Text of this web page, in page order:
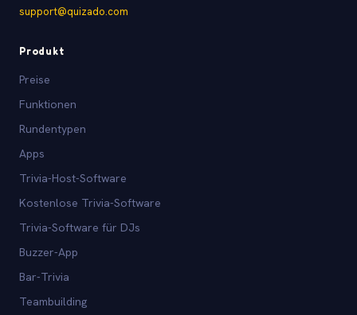
support@quizado.com
Produkt
Preise
Funktionen
Rundentypen
Apps
Trivia-Host-Software
Kostenlose Trivia-Software
Trivia-Software für DJs
Buzzer-App
Bar-Trivia
Teambuilding